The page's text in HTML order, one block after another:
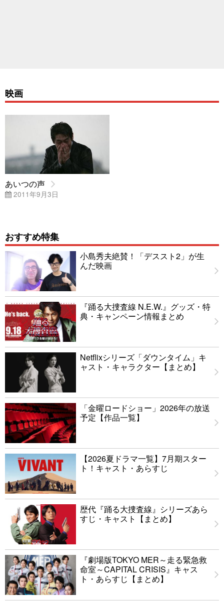
映画
あいつの声
2011年9月3日
おすすめ特集
小島秀夫絶賛！「デススト2」が生
んだ映画
『踊る大捜査線 N.E.W.』グッズ・特
典・キャンペーン情報まとめ
Netflixシリーズ「ダウンタイム」キ
ャスト・キャラクター【まとめ】
「金曜ロードショー」2026年の放送
予定【作品一覧】
【2026夏ドラマ一覧】7月期スター
ト！キャスト・あらすじ
歴代『踊る大捜査線』シリーズあら
すじ・キャスト【まとめ】
『劇場版TOKYO MER～走る緊急救
命室～CAPITAL CRISIS』キャス
ト・あらすじ【まとめ】